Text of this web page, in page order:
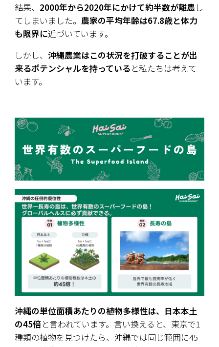
結果、 2000年から2020年にかけて約半数が離農し
てしまいました。 農家の平均年齢は67.8歳と体力
も限界に近づいています。
しかし、 沖縄農業はこの状況を打破することが出
来るポテンシャルを持っている と私たちは考えて
います。
沖縄の単位面積あたりの植物多様性は、日本本土
の45倍と言われています。言い換えると、東京で1
種類の植物を見つけたら、沖縄では同じ範囲に45